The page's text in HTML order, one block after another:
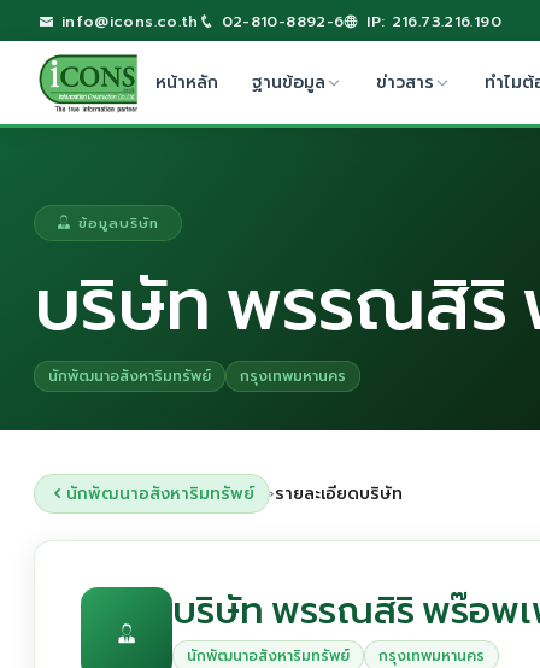
info@icons.co.th 02-810-8892-6 IP: 216.73.216.190
หน้าหลัก ฐานข้อมูล ข่าวสาร ทำไมต้
ข้อมูลบริษัท
บริษัท พรรณสิริ
นักพัฒนาอสังหาริมทรัพย์ กรุงเทพมหานคร
นักพัฒนาอสังหาริมทรัพย์ ›รายละเอียดบริษัท
บริษัท พรรณสิริ พร๊อพ
นักพัฒนาอสังหาริมทรัพย์ กรุงเทพมหานคร